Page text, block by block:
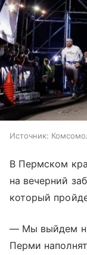
Источник:
В Пермском
на вечерний
который
— Мы выйдем
Перми